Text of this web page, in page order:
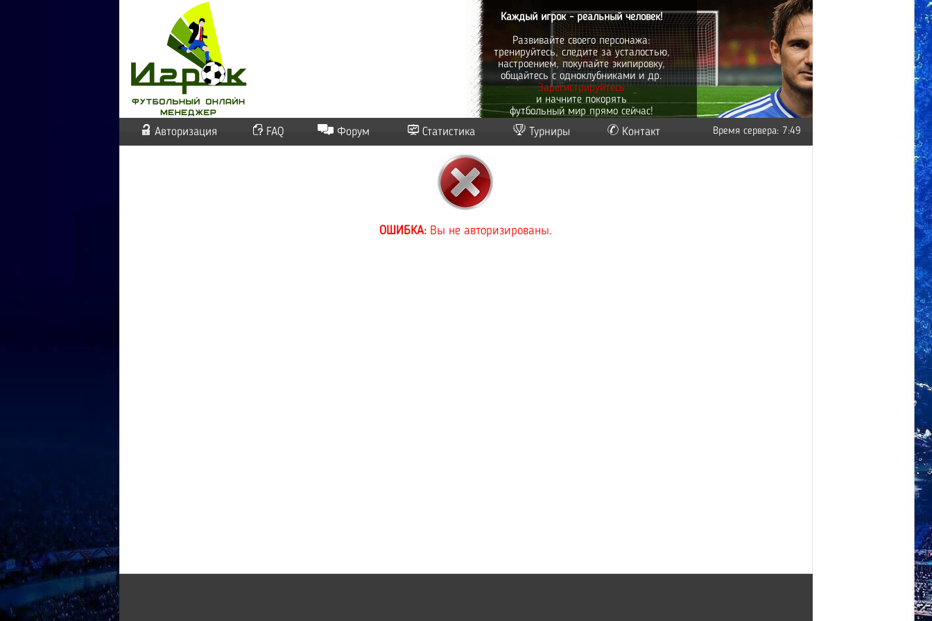
Каждый игрок - реальный человек!
Развивайте своего персонажа:
тренируйтесь, следите за усталостью,
настроением, покупайте экипировку,
общайтесь с одноклубниками и др.
Зарегистрируйтесь
и начните покорять
футбольный мир прямо сейчас!
Авторизация FAQ Форум Статистика Турниры Контакт Время сервера: 7:49
ОШИБКА:Вы не авторизированы.